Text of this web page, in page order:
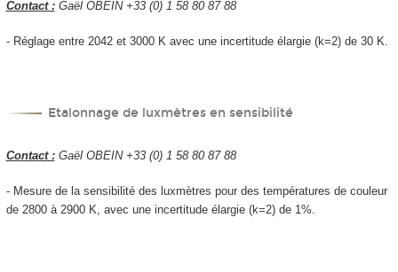
Contact :Gaël OBEIN +33 (0) 1 58 80 87 88
- Réglage entre 2042 et 3000 K avec une incertitude élargie (k=2) de 30 K.
Etalonnage de luxmètres en sensibilité
Contact :Gaël OBEIN +33 (0) 1 58 80 87 88
- Mesure de la sensibilité des luxmètres pour des températures de couleur
de 2800 à 2900 K, avec une incertitude élargie (k=2) de 1%.